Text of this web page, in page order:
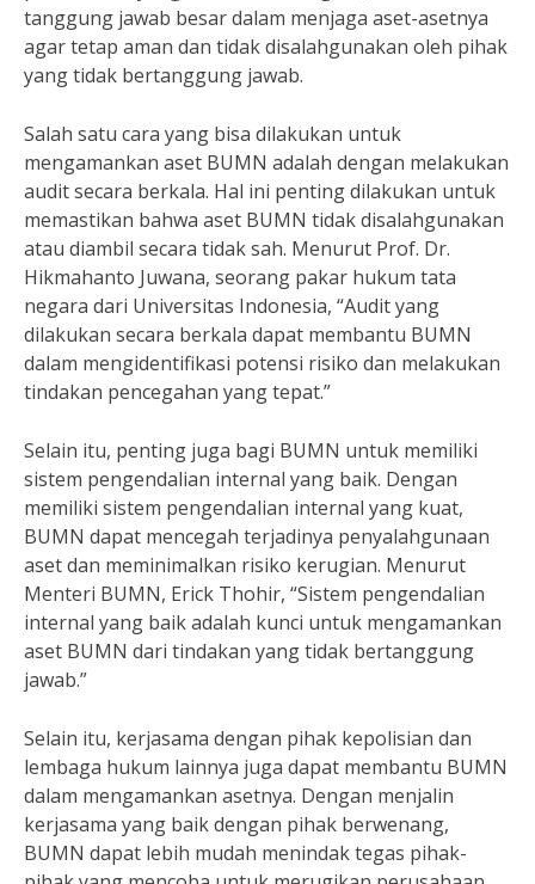
tanggung jawab besar dalam menjaga aset-asetnya
agar tetap aman dan tidak disalahgunakan oleh pihak
yang tidak bertanggung jawab.
Salah satu cara yang bisa dilakukan untuk
mengamankan aset BUMN adalah dengan melakukan
audit secara berkala. Hal ini penting dilakukan untuk
memastikan bahwa aset BUMN tidak disalahgunakan
atau diambil secara tidak sah. Menurut Prof. Dr.
Hikmahanto Juwana, seorang pakar hukum tata
negara dari Universitas Indonesia, “Audit yang
dilakukan secara berkala dapat membantu BUMN
dalam mengidentifikasi potensi risiko dan melakukan
tindakan pencegahan yang tepat.”
Selain itu, penting juga bagi BUMN untuk memiliki
sistem pengendalian internal yang baik. Dengan
memiliki sistem pengendalian internal yang kuat,
BUMN dapat mencegah terjadinya penyalahgunaan
aset dan meminimalkan risiko kerugian. Menurut
Menteri BUMN, Erick Thohir, “Sistem pengendalian
internal yang baik adalah kunci untuk mengamankan
aset BUMN dari tindakan yang tidak bertanggung
jawab.”
Selain itu, kerjasama dengan pihak kepolisian dan
lembaga hukum lainnya juga dapat membantu BUMN
dalam mengamankan asetnya. Dengan menjalin
kerjasama yang baik dengan pihak berwenang,
BUMN dapat lebih mudah menindak tegas pihak-